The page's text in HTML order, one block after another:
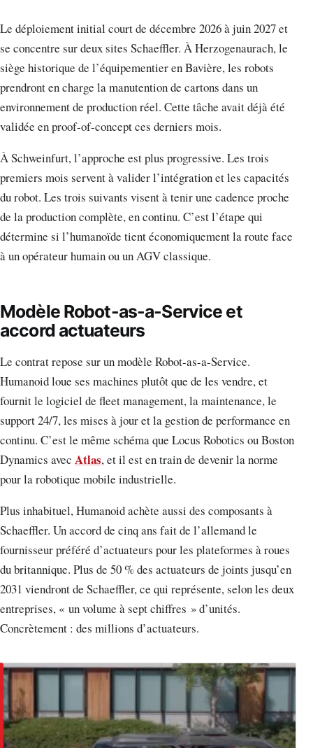
Le déploiement initial court de décembre 2026 à juin 2027 et
se concentre sur deux sites Schaeffler. À Herzogenaurach, le
siège historique de l’équipementier en Bavière, les robots
prendront en charge la manutention de cartons dans un
environnement de production réel. Cette tâche avait déjà été
validée en proof-of-concept ces derniers mois.
À Schweinfurt, l’approche est plus progressive. Les trois
premiers mois servent à valider l’intégration et les capacités
du robot. Les trois suivants visent à tenir une cadence proche
de la production complète, en continu. C’est l’étape qui
détermine si l’humanoïde tient économiquement la route face
à un opérateur humain ou un AGV classique.
Modèle Robot-as-a-Service et
accord actuateurs
Le contrat repose sur un modèle Robot-as-a-Service.
Humanoid loue ses machines plutôt que de les vendre, et
fournit le logiciel de fleet management, la maintenance, le
support 24/7, les mises à jour et la gestion de performance en
continu. C’est le même schéma que Locus Robotics ou Boston
Dynamics avec Atlas, et il est en train de devenir la norme
pour la robotique mobile industrielle.
Plus inhabituel, Humanoid achète aussi des composants à
Schaeffler. Un accord de cinq ans fait de l’allemand le
fournisseur préféré d’actuateurs pour les plateformes à roues
du britannique. Plus de 50 % des actuateurs de joints jusqu’en
2031 viendront de Schaeffler, ce qui représente, selon les deux
entreprises, « un volume à sept chiffres » d’unités.
Concrètement : des millions d’actuateurs.